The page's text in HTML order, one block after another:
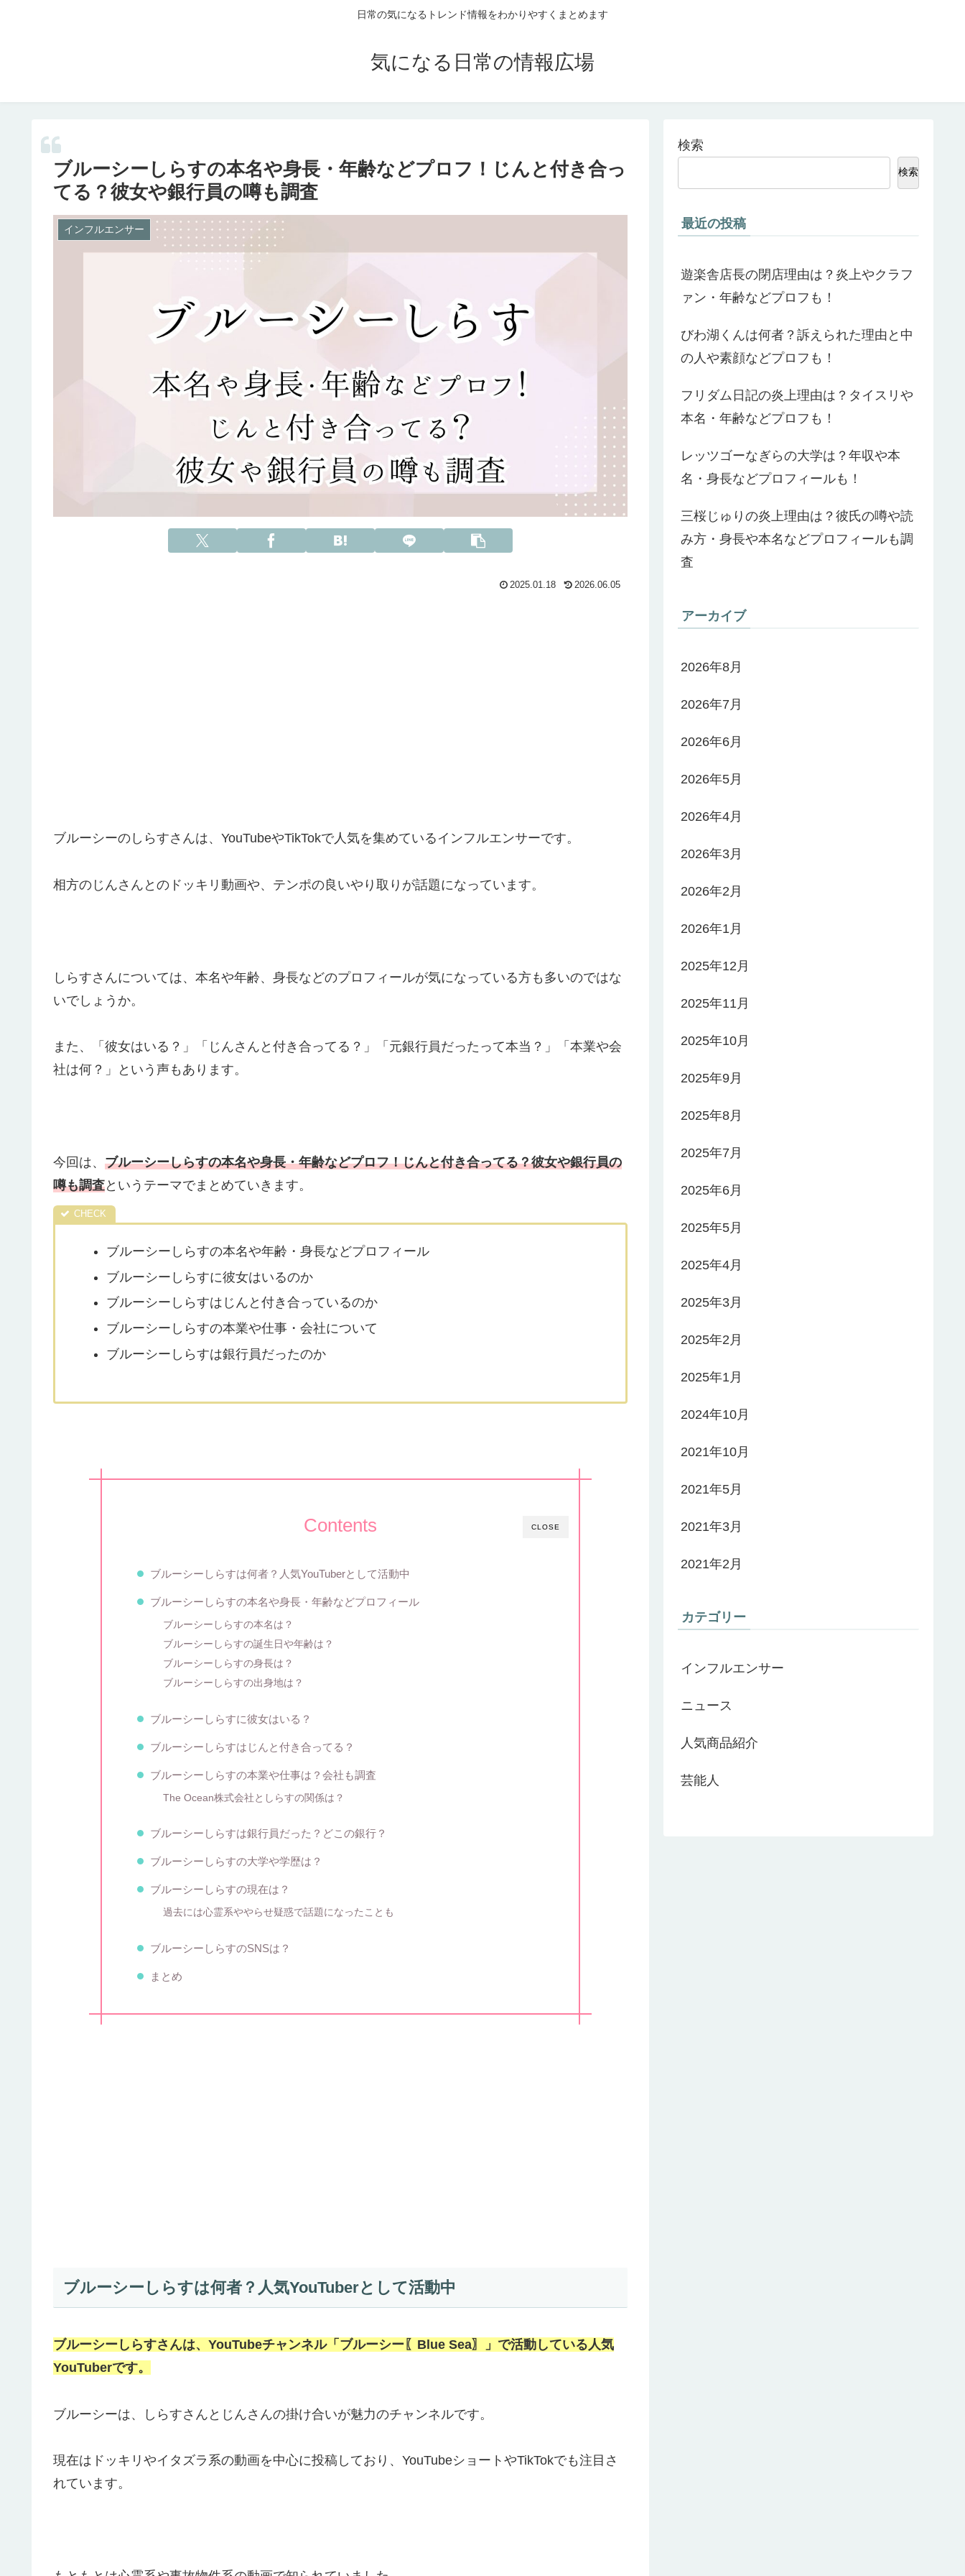
日常の気になるトレンド情報をわかりやすくまとめます
気になる日常の情報広場
ブルーシーしらすの本名や身長・年齢などプロフ！じんと付き合っ
てる？彼女や銀行員の噂も調査
インフルエンサー
2025.01.18 2026.06.05
ブルーシーのしらすさんは、YouTubeやTikTokで人気を集めているインフルエンサーです。
相方のじんさんとのドッキリ動画や、テンポの良いやり取りが話題になっています。
しらすさんについては、本名や年齢、身長などのプロフィールが気になっている方も多いのではな
いでしょうか。
また、「彼女はいる？」「じんさんと付き合ってる？」「元銀行員だったって本当？」「本業や会
社は何？」という声もあります。
今回は、 ブルーシーしらすの本名や身長・年齢などプロフ！じんと付き合ってる？彼女や銀行員の
噂も調査というテーマでまとめていきます。
ブルーシーしらすの本名や年齢・身長などプロフィール
ブルーシーしらすに彼女はいるのか
ブルーシーしらすはじんと付き合っているのか
ブルーシーしらすの本業や仕事・会社について
ブルーシーしらすは銀行員だったのか
CLOSE
Contents
ブルーシーしらすは何者？人気YouTuberとして活動中
ブルーシーしらすの本名や身長・年齢などプロフィール
ブルーシーしらすの本名は？
ブルーシーしらすの誕生日や年齢は？
ブルーシーしらすの身長は？
ブルーシーしらすの出身地は？
ブルーシーしらすに彼女はいる？
ブルーシーしらすはじんと付き合ってる？
ブルーシーしらすの本業や仕事は？会社も調査
The Ocean株式会社としらすの関係は？
ブルーシーしらすは銀行員だった？どこの銀行？
ブルーシーしらすの大学や学歴は？
ブルーシーしらすの現在は？
過去には心霊系ややらせ疑惑で話題になったことも
ブルーシーしらすのSNSは？
まとめ
ブルーシーしらすは何者？人気YouTuberとして活動中
ブルーシーしらすさんは、YouTubeチャンネル「ブルーシー〖Blue Sea〗」で活動している人気
YouTuberです。
ブルーシーは、しらすさんとじんさんの掛け合いが魅力のチャンネルです。
現在はドッキリやイタズラ系の動画を中心に投稿しており、YouTubeショートやTikTokでも注目さ
れています。
検索
検索
最近の投稿
遊楽舎店長の閉店理由は？炎上やクラフ
ァン・年齢などプロフも！
びわ湖くんは何者？訴えられた理由と中
の人や素顔などプロフも！
フリダム日記の炎上理由は？タイスリや
本名・年齢などプロフも！
レッツゴーなぎらの大学は？年収や本
名・身長などプロフィールも！
三桜じゅりの炎上理由は？彼氏の噂や読
み方・身長や本名などプロフィールも調
査
アーカイブ
2026年8月
2026年7月
2026年6月
2026年5月
2026年4月
2026年3月
2026年2月
2026年1月
2025年12月
2025年11月
2025年10月
2025年9月
2025年8月
2025年7月
2025年6月
2025年5月
2025年4月
2025年3月
2025年2月
2025年1月
2024年10月
2021年10月
2021年5月
2021年3月
2021年2月
カテゴリー
インフルエンサー
ニュース
人気商品紹介
芸能人